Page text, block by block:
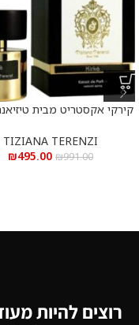
קירקי אקסטריט מבית
Parfum 100 ml
TIZIANA TERENZI
₪991.00
₪495.00
רוצים להיות